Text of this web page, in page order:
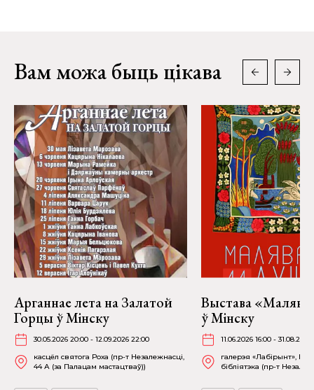
Вам можа быць цікава
Арганнае лета на Залатой
Горцы ў Мінску
30.05.2026 20:00 - 12.09.2026 22:00
касцёл святога Роха (пр-т Незалежнасці,
44 А (за Палацам мастацтваў))
Выстава
ў Мінску
11.06.2026 16:00 - 31.08.2026
галерэя «Лабірынт»,
бібліятэка (пр-т